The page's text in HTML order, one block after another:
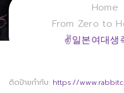
Home
From Zero to
✌일본여대생
ติดป้ายกำกับ: https://